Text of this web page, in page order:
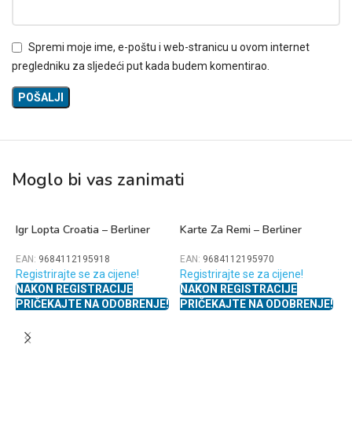
Spremi moje ime, e-poštu i web-stranicu u ovom internet
pregledniku za sljedeći put kada budem komentirao.
Moglo bi vas zanimati
Igr Lopta Croatia – Berliner
EAN: 9684112195918
Registrirajte se za cijene!
NAKON REGISTRACIJE
PRIČEKAJTE NA ODOBRENJE!
Karte Za Remi – Berliner
EAN: 9684112195970
Registrirajte se za cijene!
NAKON REGISTRACIJE
PRIČEKAJTE NA ODOBRENJE!